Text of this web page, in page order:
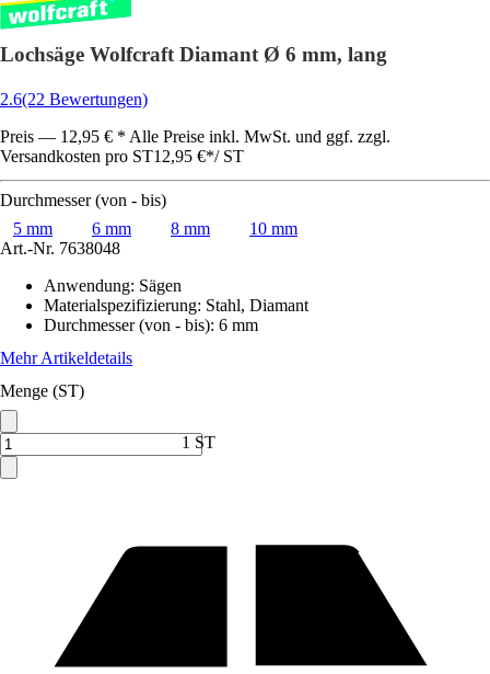
Lochsäge Wolfcraft Diamant Ø 6 mm, lang
2.6(22 Bewertungen)
Preis — 12,95 € * Alle Preise inkl. MwSt. und ggf. zzgl.
Versandkosten pro ST12,95 €*/ ST
Durchmesser (von - bis)
5 mm
6 mm 8 mm
10 mm
Art.-Nr. 7638048
Anwendung: Sägen
Materialspezifizierung: Stahl, Diamant
Durchmesser (von - bis): 6 mm
Mehr Artikeldetails
Menge (ST)
1 ST